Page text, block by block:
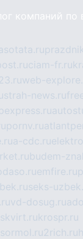
компаний по
ciam-fr.ru
web-
strah-news.ru
pornv.ru
a-cdc.ru
budem-
emfire.ru
seks-
vd-dosug.ru
krospr.ru
sormol.ru2rich.ru